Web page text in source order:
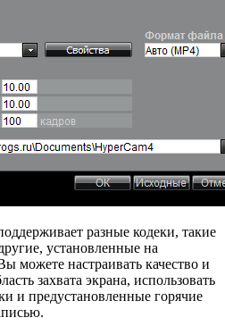
разные кодеки, такие
установленные на
можете настраивать качество и
захвата экрана, использовать
и предустановленные горячие